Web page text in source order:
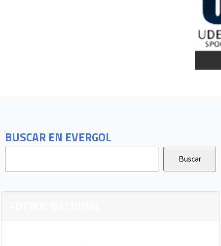
BUSCAR EN EVERGOL